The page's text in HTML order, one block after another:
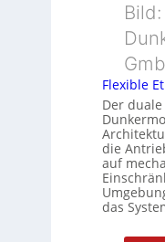
Bild:
Flexible
Der
die
auf
das